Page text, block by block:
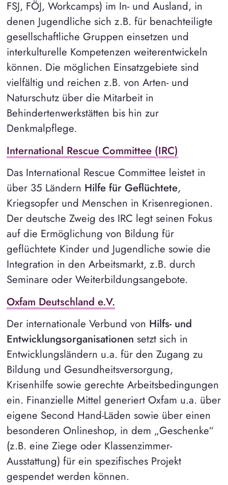
FSJ, FÖJ, Workcamps) im In- und Ausland, in
denen Jugendliche sich z.B. für benachteiligte
gesellschaftliche Gruppen einsetzen und
interkulturelle Kompetenzen weiterentwickeln
können. Die möglichen Einsatzgebiete sind
vielfältig und reichen z.B. von Arten- und
Naturschutz über die Mitarbeit in
Behindertenwerkstätten bis hin zur
Denkmalpflege.
International Rescue Committee (IRC)
Das International Rescue Committee leistet in
über 35 Ländern Hilfe für Geflüchtete,
Kriegsopfer und Menschen in Krisenregionen.
Der deutsche Zweig des IRC legt seinen Fokus
auf die Ermöglichung von Bildung für
geflüchtete Kinder und Jugendliche sowie die
Integration in den Arbeitsmarkt, z.B. durch
Seminare oder Weiterbildungsangebote.
Oxfam Deutschland e.V.
Der internationale Verbund von Hilfs- und
Entwicklungsorganisationen setzt sich in
Entwicklungsländern u.a. für den Zugang zu
Bildung und Gesundheitsversorgung,
Krisenhilfe sowie gerechte Arbeitsbedingungen
ein. Finanzielle Mittel generiert Oxfam u.a. über
eigene Second Hand-Läden sowie über einen
besonderen Onlineshop, in dem „Geschenke“
(z.B. eine Ziege oder Klassenzimmer-
Ausstattung) für ein spezifisches Projekt
gespendet werden können.